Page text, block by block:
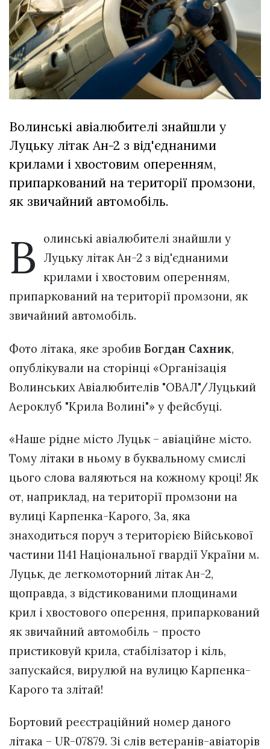
залишив у
Луцьку
три...
27 Липня 2026
783 переглядів
Всі розділи
Персона
Афіша
ZONE 18+
Волинські авіалюбителі знайшли у
Луцьку літак Ан-2 з від'єднаними
крилами і хвостовим оперенням,
припаркований на території промзони,
як звичайний автомобіль.
В
олинські авіалюбителі знайшли у
Луцьку літак Ан-2 з від'єднаними
крилами і хвостовим оперенням,
припаркований на території промзони, як
звичайний автомобіль.
Фото літака, яке зробив Богдан Сахник,
опублікували на сторінці «Організація
Волинських Авіалюбителів "ОВАЛ"/Луцький
Аероклуб "Крила Волині"» у фейсбуці.
«Наше рідне місто Луцьк – авіаційне місто.
Тому літаки в ньому в буквальному смислі
цього слова валяються на кожному кроці! Як
от, наприклад, на території промзони на
вулиці Карпенка-Карого, 3а, яка
знаходиться поруч з територією Військової
частини 1141 Національної гвардії України м.
Луцьк, де легкомоторний літак Ан-2,
щоправда, з відстикованими площинами
крил і хвостового оперення, припаркований
як звичайний автомобіль – просто
пристиковуй крила, стабілізатор і кіль,
запускайся, вирулюй на вулицю Карпенка-
Карого та злітай!
Бортовий реєстраційний номер даного
літака – UR-07879. Зі слів ветеранів-авіаторів